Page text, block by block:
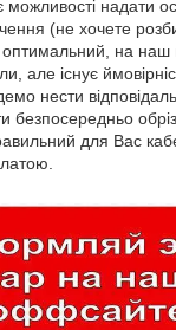
надати
(не хочете
оптимальний, на наш
але існує
нести
безпосередньо
для Вас